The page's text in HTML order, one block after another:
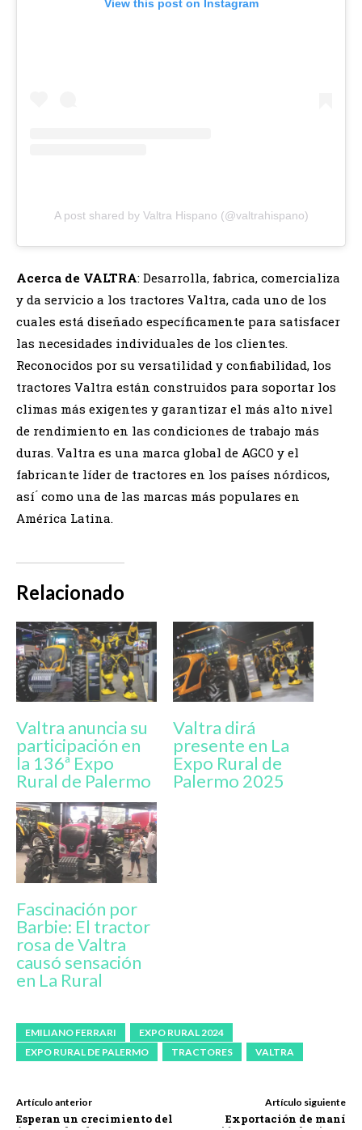
View this post on Instagram
A post shared by Valtra Hispano (@valtrahispano)
Acerca de VALTRA: Desarrolla, fabrica, comercializa
y da servicio a los tractores Valtra, cada uno de los
cuales está diseñado específicamente para satisfacer
las necesidades individuales de los clientes.
Reconocidos por su versatilidad y confiabilidad, los
tractores Valtra están construidos para soportar los
climas más exigentes y garantizar el más alto nivel
de rendimiento en las condiciones de trabajo más
duras. Valtra es una marca global de AGCO y el
fabricante líder de tractores en los países nórdicos,
así ́ como una de las marcas más populares en
América Latina.
Relacionado
Valtra anuncia su
participación en
la 136ª Expo
Rural de Palermo
Valtra dirá
presente en La
Expo Rural de
Palermo 2025
Fascinación por
Barbie: El tractor
rosa de Valtra
causó sensación
en La Rural
EMILIANO FERRARI
EXPO RURAL 2024
EXPO RURAL DE PALERMO
TRACTORES VALTRA
Artículo anterior
Esperan un crecimiento del
Artículo siguiente
Exportación de maní